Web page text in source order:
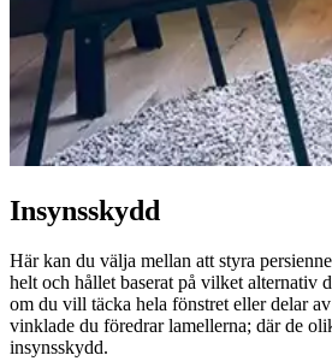
Insynsskydd
Här kan du välja mellan att styra
helt och hållet baserat på vilket alternativ
om du vill täcka hela fönstret eller delar
vinklade du föredrar lamellerna; där de
insynsskydd.